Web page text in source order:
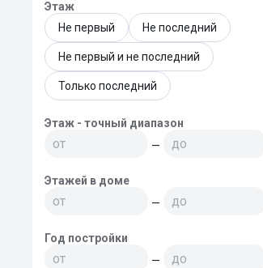
Этаж
Не первый
Не последний
Не первый и не последний
Только последний
Этаж - точный диапазон
—
Этажей в доме
—
Год постройки
—